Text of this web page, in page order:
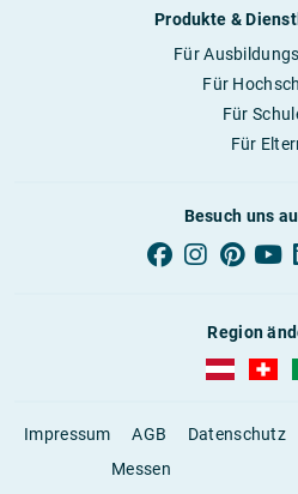
Produkte &
Für
Für
Für
Für
Besuch uns
Region
AUBI-
Impressum AGB Datenschutz
Messen